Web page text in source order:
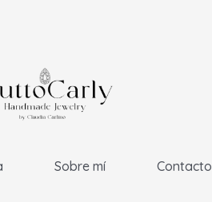
Sobre mí Contacto